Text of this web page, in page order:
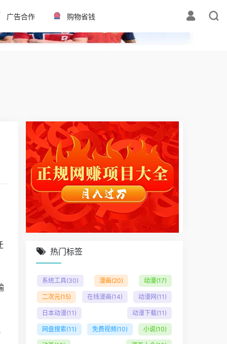
✕
广告合作 购物省钱
热门标签
系统工具(30) 漫画(20) 动漫(17)
二次元(15) 在线漫画(14) 动漫网 (11)
日本动漫(11) 动漫下载(11)
网盘搜索(11) 免费视频(10) 小说(10)